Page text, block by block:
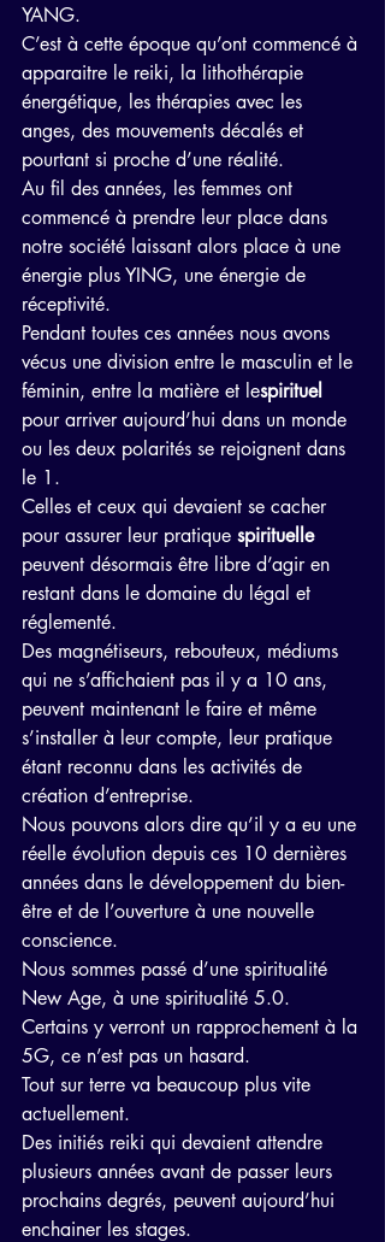
YANG.
C’est à cette époque qu’ont commencé à
apparaitre le reiki, la lithothérapie
énergétique, les thérapies avec les
anges, des mouvements décalés et
pourtant si proche d’une réalité.
Au fil des années, les femmes ont
commencé à prendre leur place dans
notre société laissant alors place à une
énergie plus YING, une énergie de
réceptivité.
Pendant toutes ces années nous avons
vécus une division entre le masculin et le
féminin, entre la matière et lespirituel
pour arriver aujourd’hui dans un monde
ou les deux polarités se rejoignent dans
le 1.
Celles et ceux qui devaient se cacher
pour assurer leur pratique spirituelle
peuvent désormais être libre d’agir en
restant dans le domaine du légal et
réglementé.
Des magnétiseurs, rebouteux, médiums
qui ne s’affichaient pas il y a 10 ans,
peuvent maintenant le faire et même
s’installer à leur compte, leur pratique
étant reconnu dans les activités de
création d’entreprise.
Nous pouvons alors dire qu’il y a eu une
réelle évolution depuis ces 10 dernières
années dans le développement du bien-
être et de l’ouverture à une nouvelle
conscience.
Nous sommes passé d’une spiritualité
New Age, à une spiritualité 5.0.
Certains y verront un rapprochement à la
5G, ce n’est pas un hasard.
Tout sur terre va beaucoup plus vite
actuellement.
Des initiés reiki qui devaient attendre
plusieurs années avant de passer leurs
prochains degrés, peuvent aujourd’hui
enchainer les stages.